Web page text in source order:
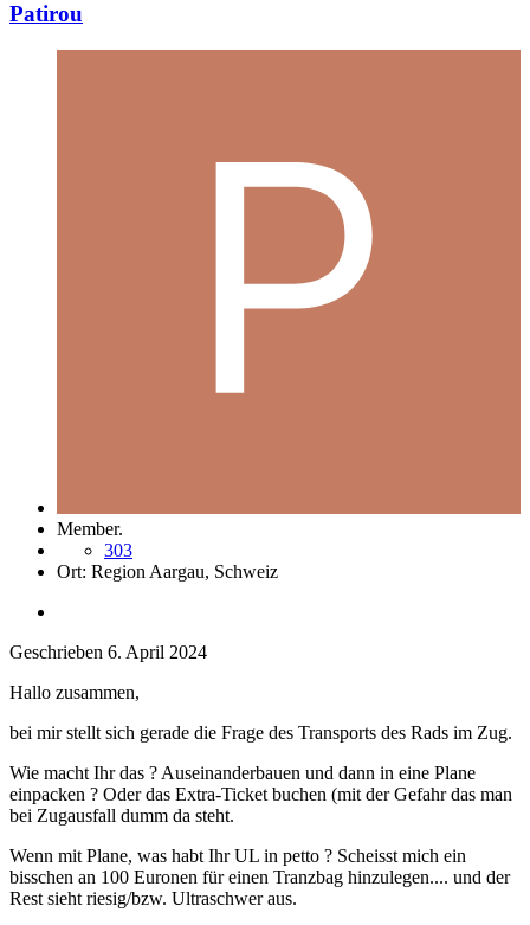
Patirou
Member.
303
Ort: Region Aargau, Schweiz
Geschrieben 6. April 2024
Hallo zusammen,
bei mir stellt sich gerade die Frage des Transports des Rads im Zug.
Wie macht Ihr das ? Auseinanderbauen und dann in eine Plane
einpacken ? Oder das Extra-Ticket buchen (mit der Gefahr das man
bei Zugausfall dumm da steht.
Wenn mit Plane, was habt Ihr UL in petto ? Scheisst mich ein
bisschen an 100 Euronen für einen Tranzbag hinzulegen.... und der
Rest sieht riesig/bzw. Ultraschwer aus.